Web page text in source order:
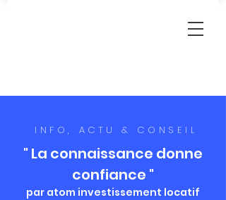
INFO, ACTU & CONSEIL
" La connaissance donne
confiance "
par atom investissement locatif